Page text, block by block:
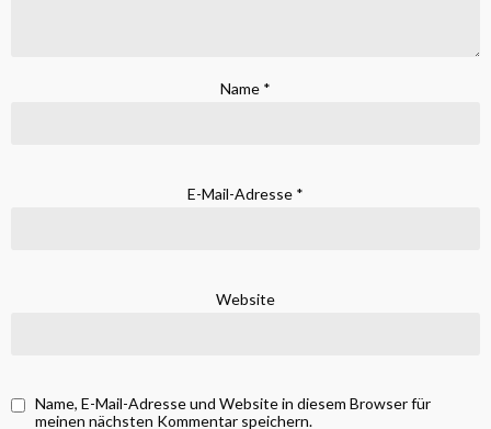
Name *
E-Mail-Adresse *
Website
Name, E-Mail-Adresse und Website in diesem Browser für
meinen nächsten Kommentar speichern.